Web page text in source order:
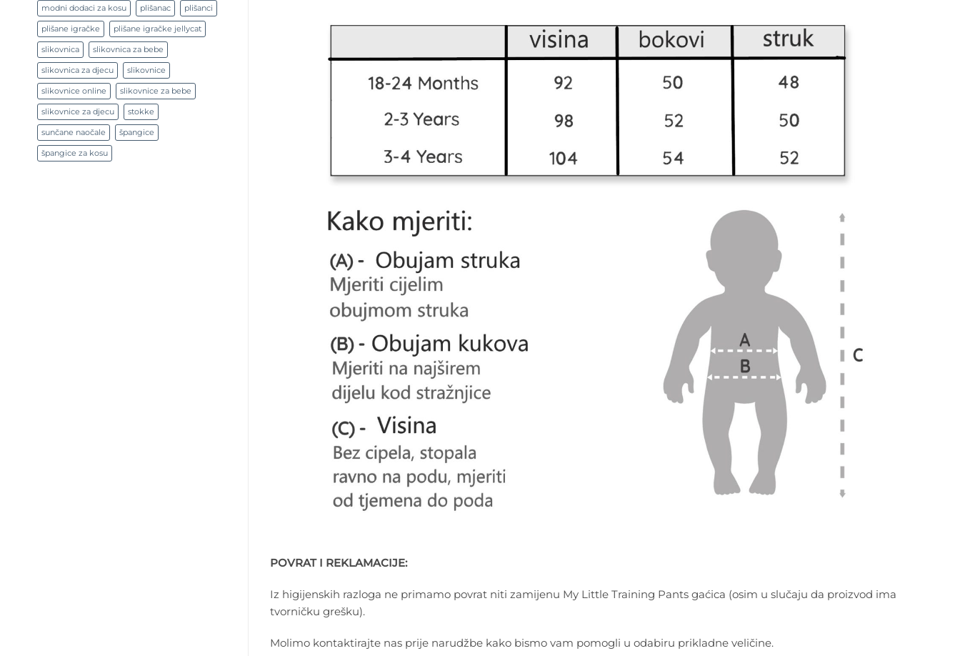
modni dodaci za kosu plišanac plišanci
plišane igračke plišane igračke jellycat
slikovnica slikovnica za bebe
slikovnica za djecu slikovnice
slikovnice online slikovnice za bebe
slikovnice za djecu stokke
sunčane naočale špangice
špangice za kosu
POVRAT I REKLAMACIJE:
Iz higijenskih razloga ne primamo povrat niti zamijenu My Little Training Pants gaćica (osim u slučaju da proizvod ima
tvorničku grešku).
Molimo kontaktirajte nas prije narudžbe kako bismo vam pomogli u odabiru prikladne veličine.